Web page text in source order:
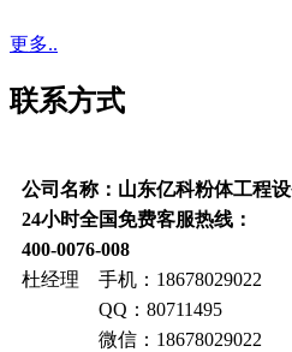
更多..
联系方式
公司名称：山东亿科粉体工程
24小时全国免费客服热线：
400-0076-008
杜经理 手机：18678029022
QQ：80711495
微信：18678029022